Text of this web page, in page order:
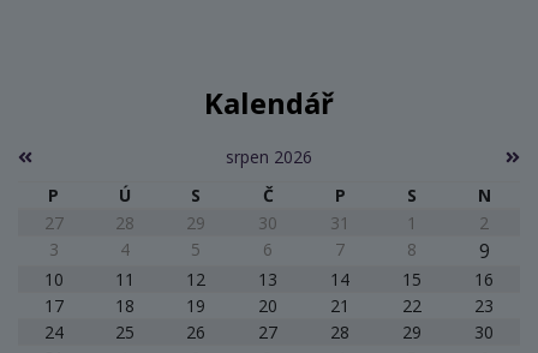
Kalendář
srpen 2026
P
Ú S Č P S
N
27
28 29 30 31 1
2
3
4 5 6 7 8 9
10 11 12 13 14 15
16
17
18 19 20 21 22
23
24
25 26 27 28 29
30